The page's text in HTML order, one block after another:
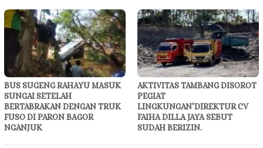
BUS SUGENG RAHAYU MASUK
SUNGAI SETELAH
BERTABRAKAN DENGAN TRUK
FUSO DI PARON BAGOR
NGANJUK
AKTIVITAS TAMBANG DISOROT
PEGIAT
LINGKUNGAN’DIREKTUR CV
FAIHA DILLA JAYA SEBUT
SUDAH BERIZIN.